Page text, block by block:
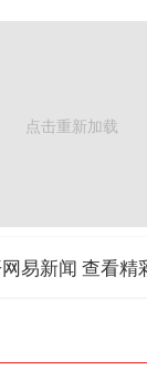
秋天的第一
易新闻 查看精